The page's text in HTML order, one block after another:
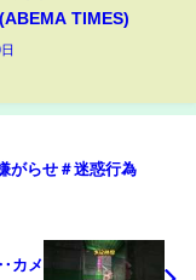
TIMES)
がらせ＃迷惑行為
カメ